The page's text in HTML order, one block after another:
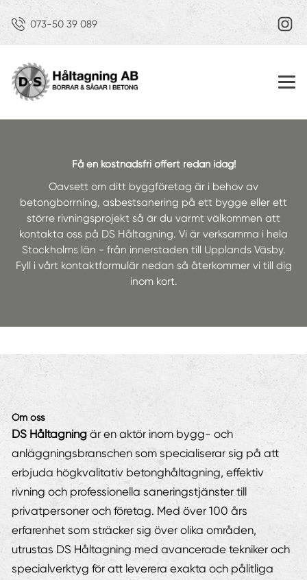
073-50 39 089
Få en kostnadsfri offert redan idag!
Oavsett om ditt byggföretag är i behov av
betongborrning, asbestsanering på ett bygge eller ett
större rivningsprojekt så är du varmt välkommen att
kontakta oss på DS Håltagning. Vi är verksamma i hela
Stockholms län - från innerstaden till Upplands Väsby.
Fyll i vårt kontaktformulär nedan så återkommer vi till dig
inom kort.
Om oss
DS Håltagningär en aktör inom bygg- och
anläggningsbranschen som specialiserar sig på att
erbjuda högkvalitativ betonghåltagning, effektiv
rivning och professionella saneringstjänster till
privatpersoner och företag. Med över 100 års
erfarenhet som sträcker sig över olika områden,
utrustas DS Håltagning med avancerade tekniker och
specialverktyg för att leverera exakta och pålitliga